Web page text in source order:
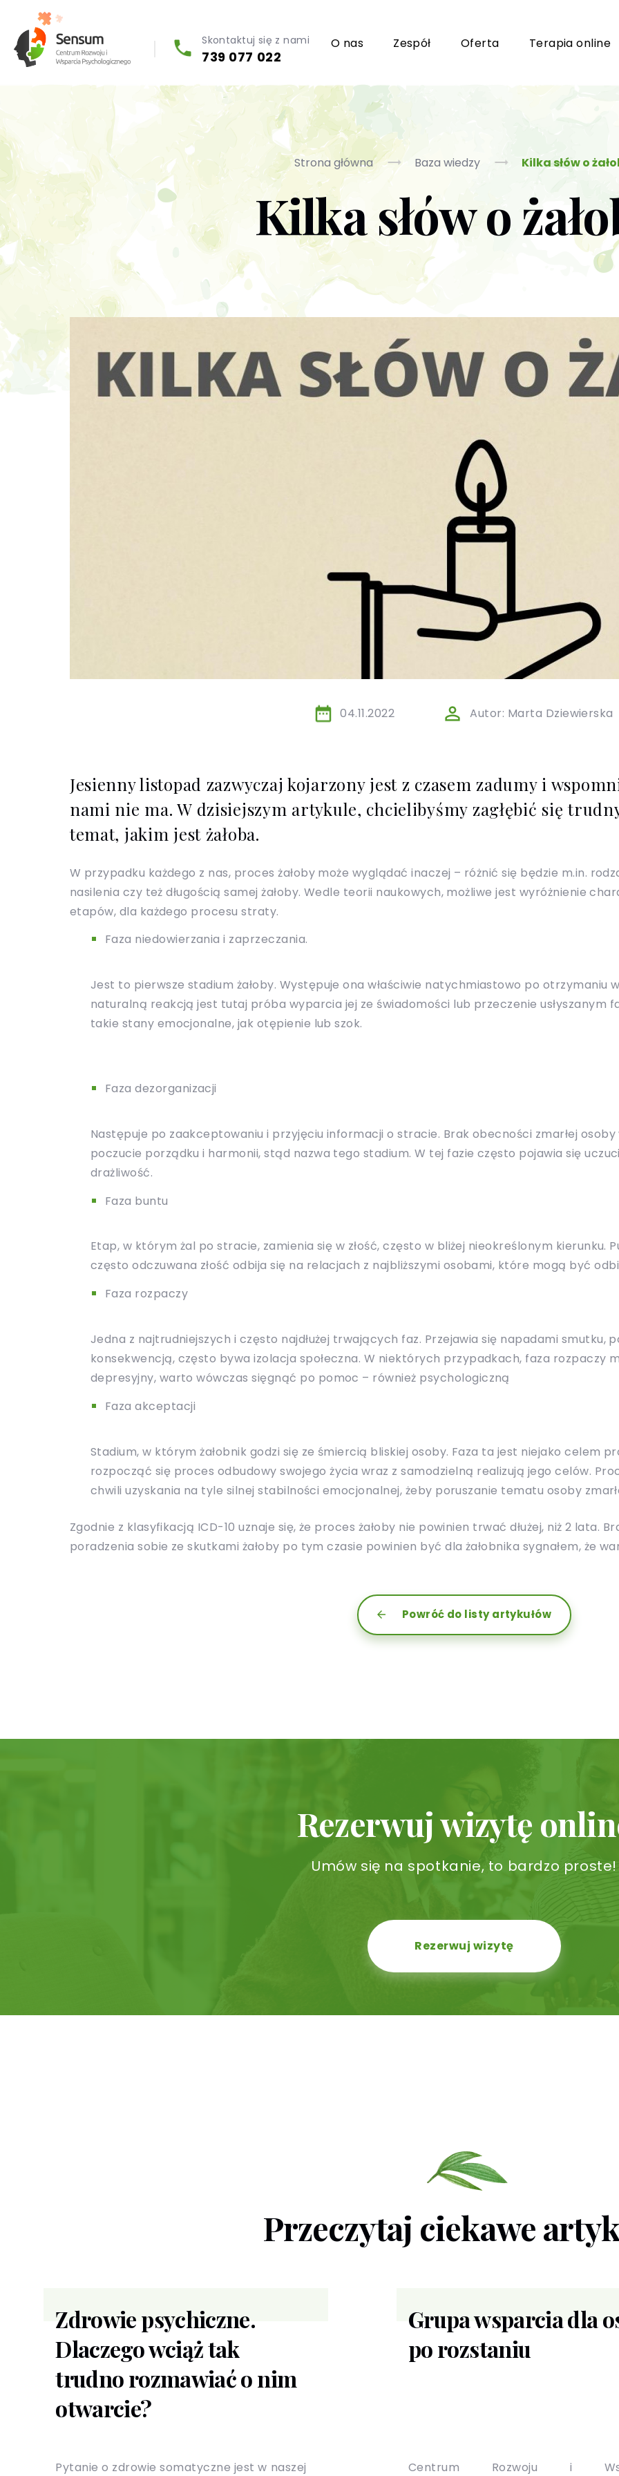
Skontaktuj się z nami
739 077 022
O nas Zespół Oferta Terapia online
Diagnoza psychologiczna (testy psychologiczne)
Konsultacja biegłego psychologa
Psychoterapia indywidualna (PL / EN)
Wsparcie dla firm
Grupy wsparcia i TUSy dla osób dorosłych
Poradnictwo seksuologiczne
Psychoterapia par i małżeństwa
Terapia uzależnień (PL / EN)
Strona główna Baza wiedzy Kilka słów o
Kilka słów o
04.11.2022 Autor: Marta Dziewierska
Jesienny listopad zazwyczaj kojarzony jest z czasem zadumy i
nami nie ma. W dzisiejszym artykule, chcielibyśmy zagłębić się
temat, jakim jest żałoba.
W przypadku każdego z nas, proces żałoby może wyglądać inaczej – różnić się będzie m.in.
nasilenia czy też długością samej żałoby. Wedle teorii naukowych, możliwe jest wyróżnienie
etapów, dla każdego procesu straty.
Faza niedowierzania i zaprzeczania.
Jest to pierwsze stadium żałoby. Występuje ona właściwie natychmiastowo po otrzymaniu
naturalną reakcją jest tutaj próba wyparcia jej ze świadomości lub przeczenie usłyszanym
takie stany emocjonalne, jak otępienie lub szok.
Faza dezorganizacji
Następuje po zaakceptowaniu i przyjęciu informacji o stracie. Brak obecności zmarłej
poczucie porządku i harmonii, stąd nazwa tego stadium. W tej fazie często pojawia się
drażliwość.
Faza buntu
Etap, w którym żal po stracie, zamienia się w złość, często w bliżej nieokreślonym kierunku.
często odczuwana złość odbija się na relacjach z najbliższymi osobami, które mogą być
Faza rozpaczy
Jedna z najtrudniejszych i często najdłużej trwających faz. Przejawia się napadami smutku,
konsekwencją, często bywa izolacja społeczna. W niektórych przypadkach, faza rozpaczy
depresyjny, warto wówczas sięgnąć po pomoc – również psychologiczną
Faza akceptacji
Stadium, w którym żałobnik godzi się ze śmiercią bliskiej osoby. Faza ta jest niejako celem
rozpocząć się proces odbudowy swojego życia wraz z samodzielną realizują jego celów.
chwili uzyskania na tyle silnej stabilności emocjonalnej, żeby poruszanie tematu osoby
Zgodnie z klasyfikacją ICD-10 uznaje się, że proces żałoby nie powinien trwać dłużej, niż 2 lata.
poradzenia sobie ze skutkami żałoby po tym czasie powinien być dla żałobnika sygnałem, że
Powróć do listy artykułów
Rezerwuj wizytę
Umów się na spotkanie, to bardzo proste!
Rezerwuj wizytę
Przeczytaj ciekawe
Zdrowie psychiczne.
Dlaczego wciąż tak
trudno rozmawiać o nim
otwarcie?
Pytanie o zdrowie somatyczne jest w naszej
Grupa wsparcia dla
po rozstaniu
Centrum Rozwoju i